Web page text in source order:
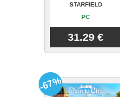
STARFIELD
PC
31.29 €
-67%